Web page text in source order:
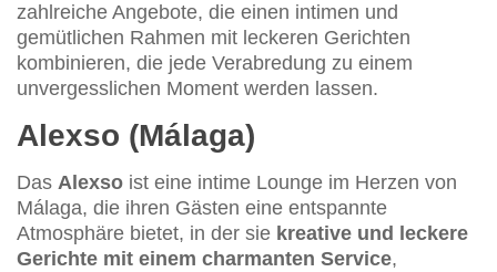
zahlreiche Angebote, die einen intimen und
gemütlichen Rahmen mit leckeren Gerichten
kombinieren, die jede Verabredung zu einem
unvergesslichen Moment werden lassen.
Alexso (Málaga)
Das Alexso ist eine intime Lounge im Herzen von
Málaga, die ihren Gästen eine entspannte
Atmosphäre bietet, in der sie kreative und leckere
Gerichte mit einem charmanten Service,